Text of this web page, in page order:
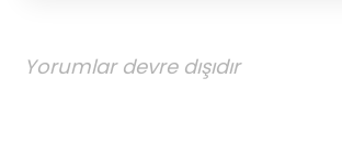
Yorumlar devre dışıdır